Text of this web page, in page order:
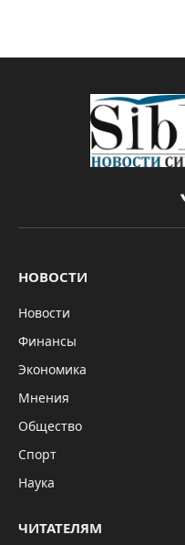
НОВОСТИ
Новости
Финансы
Экономика
Мнения
Общество
Спорт
Наука
ЧИТАТЕЛЯМ